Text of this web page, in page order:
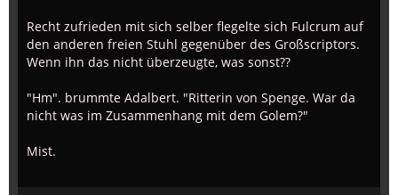
Recht zufrieden mit sich selber flegelte sich Fulcrum auf
den anderen freien Stuhl gegenüber des Großscriptors.
Wenn ihn das nicht überzeugte, was sonst??
"Hm". brummte Adalbert. "Ritterin von Spenge. War da
nicht was im Zusammenhang mit dem Golem?"
Mist.